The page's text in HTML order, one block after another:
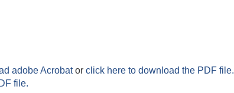
adobe Acrobator click here to download the PDF file.
file.